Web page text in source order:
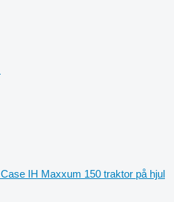
Case IH Maxxum 150 traktor på hjul